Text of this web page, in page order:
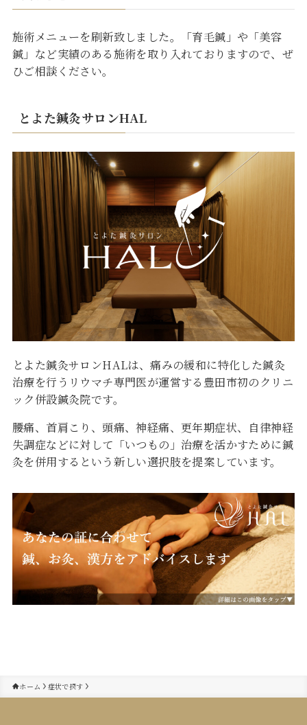
施術メニューを刷新致しました。「育毛鍼」や「美容
鍼」など実績のある施術を取り入れておりますので、ぜ
ひご相談ください。
とよた鍼灸サロンHAL
とよた鍼灸サロンHALは、痛みの緩和に特化した鍼灸
治療を行うリウマチ専門医が運営する豊田市初のクリニ
ック併設鍼灸院です。
腰痛、首肩こり、頭痛、神経痛、更年期症状、自律神経
失調症などに対して「いつもの」治療を活かすために鍼
灸を併用するという新しい選択肢を提案しています。
ホーム 症状で探す